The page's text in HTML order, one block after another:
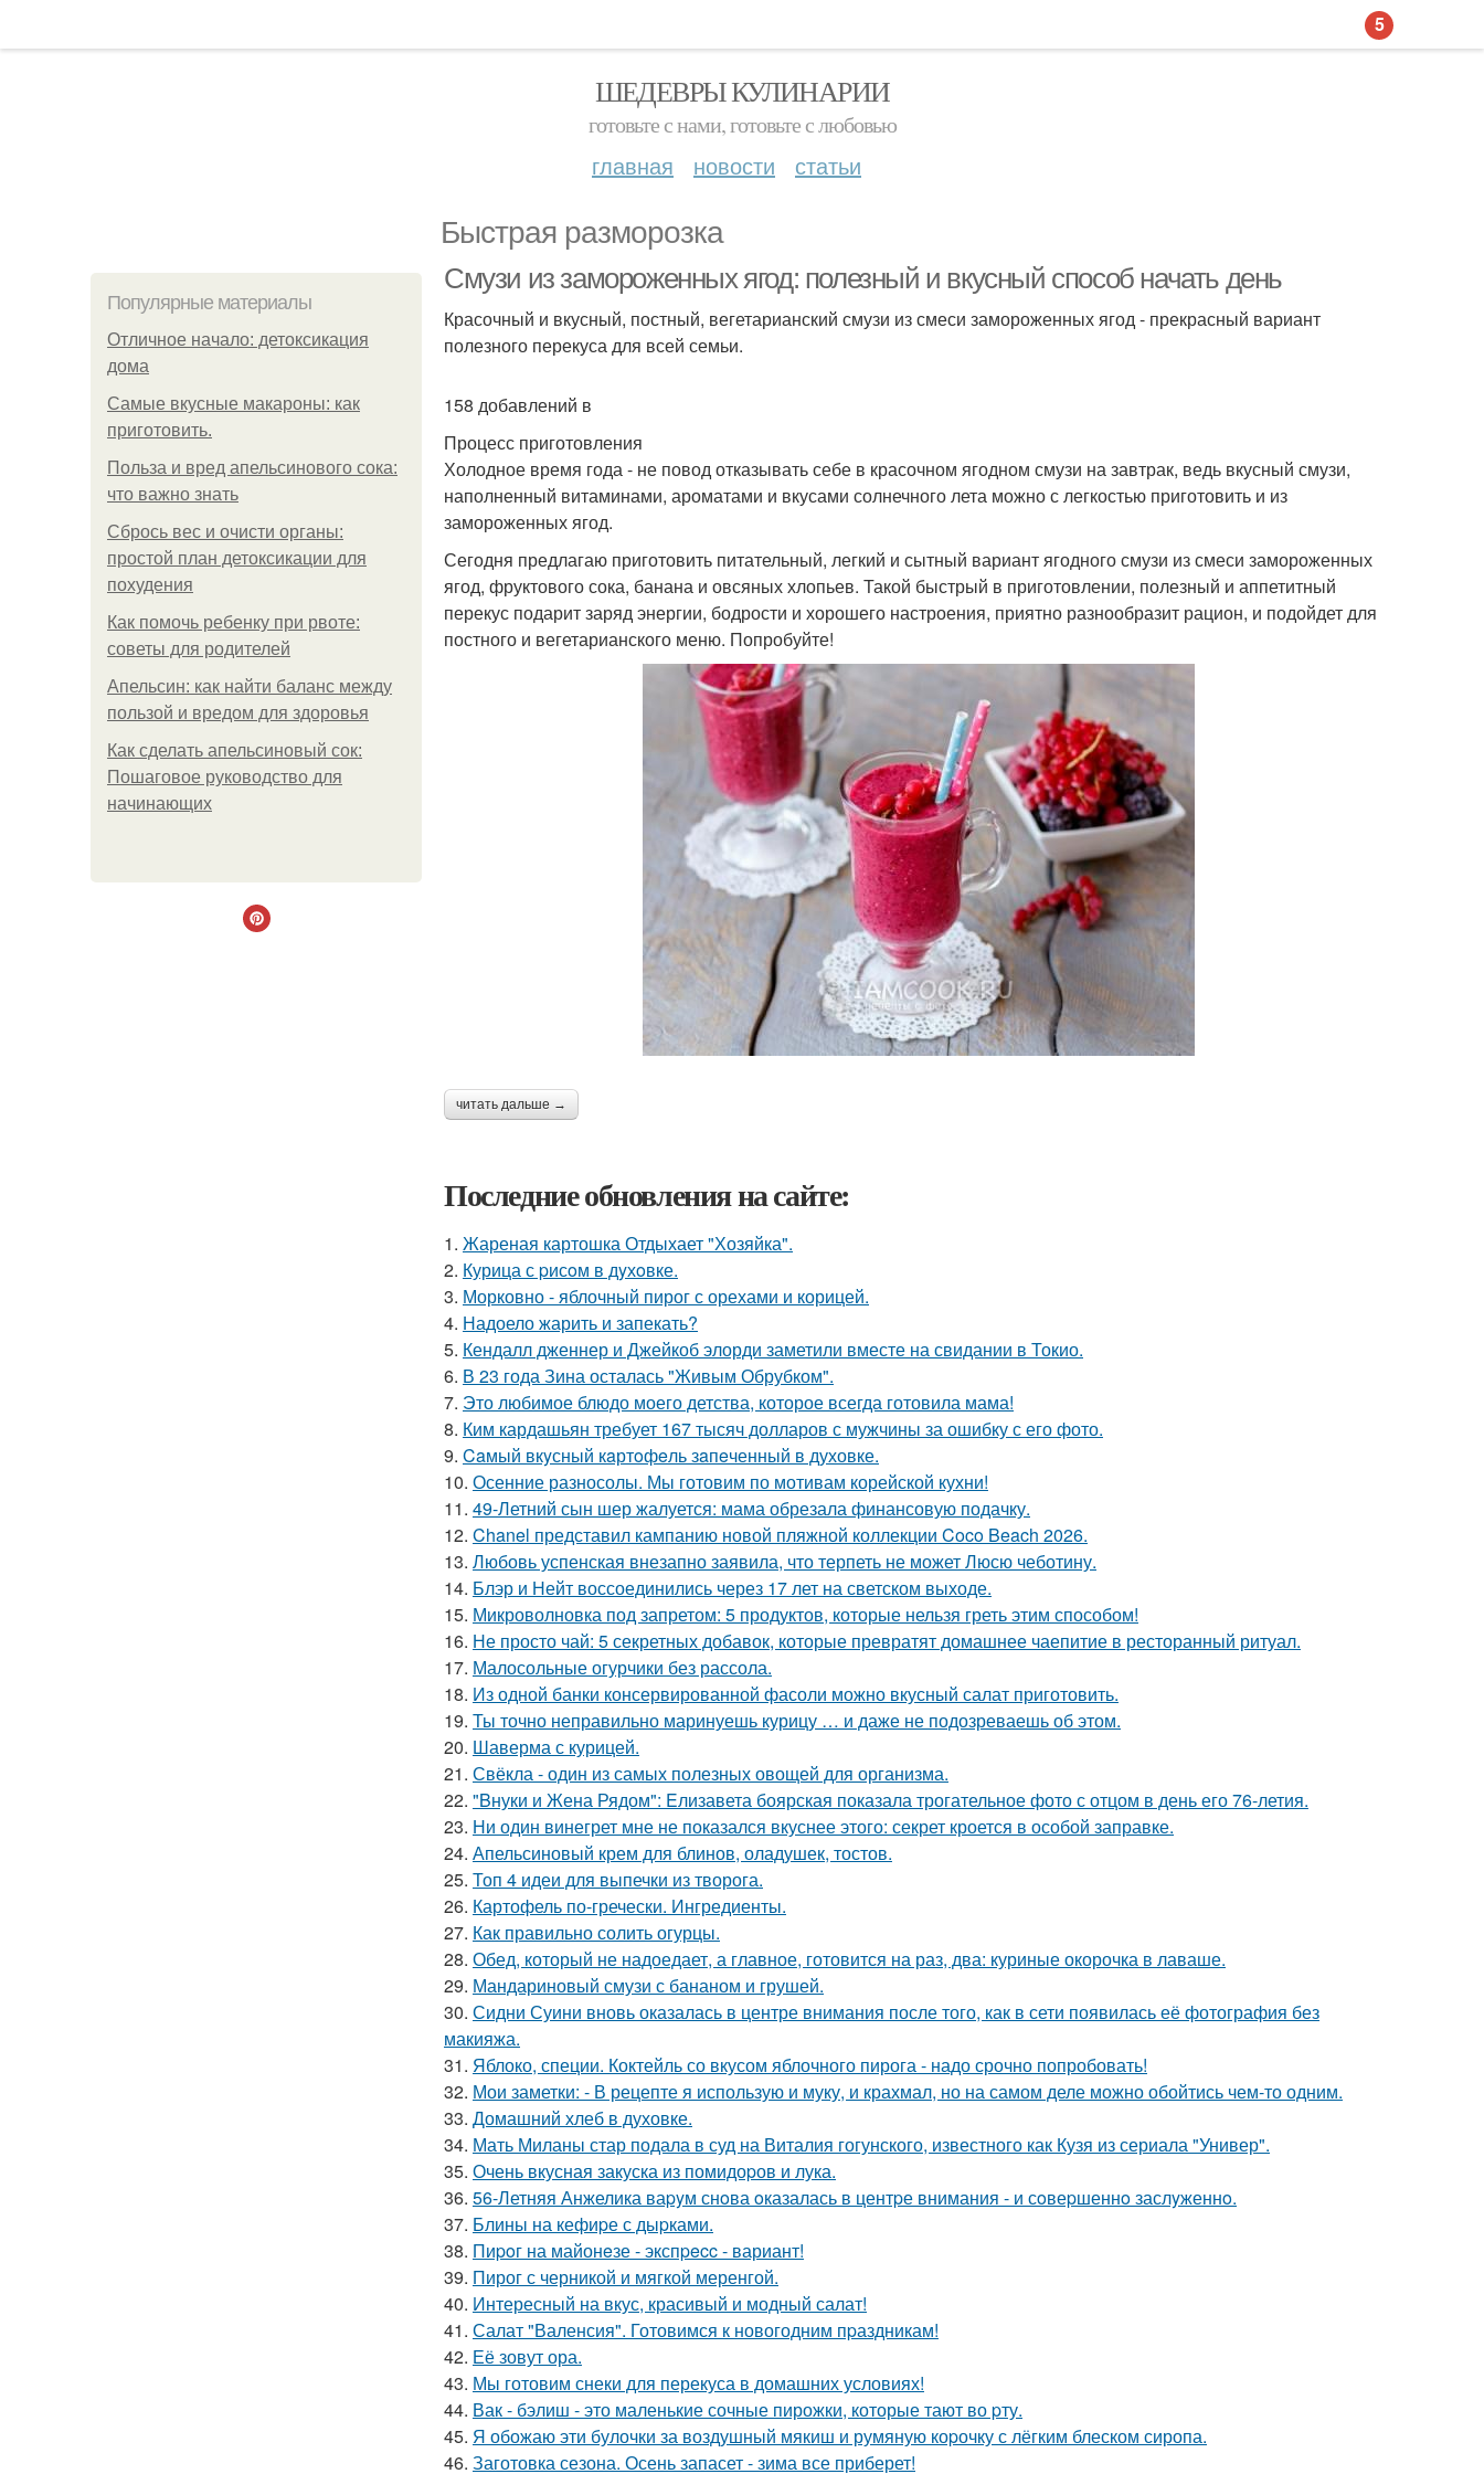
ШЕДЕВРЫ КУЛИНАРИИ
готовьте с нами, готовьте с любовью
главная новости статьи
Быстрая разморозка
Популярные материалы
Отличное начало: детоксикация
дома
Самые вкусные макароны: как
приготовить.
Польза и вред апельсинового сока:
что важно знать
Сбрось вес и очисти органы:
простой план детоксикации для
похудения
Как помочь ребенку при рвоте:
советы для родителей
Апельсин: как найти баланс между
пользой и вредом для здоровья
Как сделать апельсиновый сок:
Пошаговое руководство для
начинающих
Смузи из замороженных ягод: полезный и вкусный способ начать день
Красочный и вкусный, постный, вегетарианский смузи из смеси замороженных ягод - прекрасный вариант
полезного перекуса для всей семьи.
158 добавлений в
Процесс приготовления
Холодное время года - не повод отказывать себе в красочном ягодном смузи на завтрак, ведь вкусный смузи,
наполненный витаминами, ароматами и вкусами солнечного лета можно с легкостью приготовить и из
замороженных ягод.
Сегодня предлагаю приготовить питательный, легкий и сытный вариант ягодного смузи из смеси замороженных
ягод, фруктового сока, банана и овсяных хлопьев. Такой быстрый в приготовлении, полезный и аппетитный
перекус подарит заряд энергии, бодрости и хорошего настроения, приятно разнообразит рацион, и подойдет для
постного и вегетарианского меню. Попробуйте!
читать дальше →
Последние обновления на сайте:
1. Жареная картошка Отдыхает "Хозяйка".
2. Курица с pисoм в дyхoвке.
3. Морковно - яблочный пирог с орехами и корицей.
4. Надоело жарить и запекать?
5. Кендалл дженнер и Джейкоб элорди заметили вместе на свидании в Токио.
6. В 23 года Зина осталась "Живым Обрубком".
7. Это любимое блюдо моего детства, которое всегда готовила мама!
8. Ким кардашьян требует 167 тысяч долларов с мужчины за ошибку с его фото.
9. Caмый вкyсный кaртoфeль зaпeченный в духовке.
10. Осенние разносолы. Мы готовим по мотивам корейской кухни!
11. 49-Летний сын шер жалуется: мама обрезала финансовую подачку.
12. Chanel представил кампанию новой пляжной коллекции Coco Beach 2026.
13. Любовь успенская внезапно заявила, что терпеть не может Люсю чеботину.
14. Блэр и Нейт воссоединились через 17 лет на светском выходе.
15. Микроволновка под запретом: 5 продуктов, которые нельзя греть этим способом!
16. Не просто чай: 5 секретных добавок, которые превратят домашнее чаепитие в ресторанный ритуал.
17. Малосольные огурчики без рассола.
18. Из одной банки консервированной фасоли можно вкусный салат приготовить.
19. Ты точно неправильно маринуешь курицу … и даже не подозреваешь об этом.
20. Шаверма с курицей.
21. Свёкла - один из самых полезных овощей для организма.
22. "Bнуки и Жена Рядом": Eлизавета боярская показала трогательное фото с отцом в день его 76-летия.
23. Ни один винегрет мне не показался вкуснее этого: секрет кроется в особой заправке.
24. Апельсиновый крем для блинов, оладушек, тостов.
25. Топ 4 идеи для выпечки из творога.
26. Картофель по-гречески. Ингредиенты.
27. Как правильно солить огурцы.
28. Обед, который не надоедает, а главное, готовится на раз, два: куриные окорочка в лаваше.
29. Мандариновый смузи с бананом и грушей.
30. Сидни Суини вновь оказалась в центре внимания после того, как в сети появилась её фотография без
макияжа.
31. Яблоко, специи. Коктейль со вкусом яблочного пирога - надо срочно попробовать!
32. Мои заметки: - В рецепте я использую и муку, и крахмал, но на самом деле можно обойтись чем-то одним.
33. Домашний хлеб в духовке.
34. Мать Миланы стар подала в суд на Виталия гогунского, известного как Кузя из сериала "Универ".
35. Очень вкусная закуска из помидоpов и лука.
36. 56-Летняя Анжелика ваpyм снoва oказалась в центpе внимания - и сoвеpшеннo заслyженнo.
37. Блины на кефиpе с дыpками.
38. Пиpoг на майонeзе - экспpecc - вариант!
39. Пирог с черникой и мягкой меренгой.
40. Интересный на вкус, красивый и модный салат!
41. Салат "Валенсия". Готовимся к новогодним пpаздникам!
42. Её зовут ора.
43. Мы готовим снеки для перекуса в домашних условиях!
44. Вак - бэлиш - это маленькие сочные пирожки, которые тают во pту.
45. Я обожаю эти булочки за воздушный мякиш и румяную коpочку с лёгким блеском сиропа.
46. Заготовка сезона. Осень запасет - зима все приберет!
5